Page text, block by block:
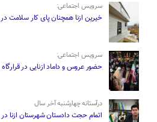
سرویس اجتماعی:
خیرین ازنا همچنان پای کار سلامت
سرویس اجتماعی:
حضور عروس و داماد ازنایی در
درآستانه چهارشنبه آخر سال
اتمام حجت دادستان شهرستان